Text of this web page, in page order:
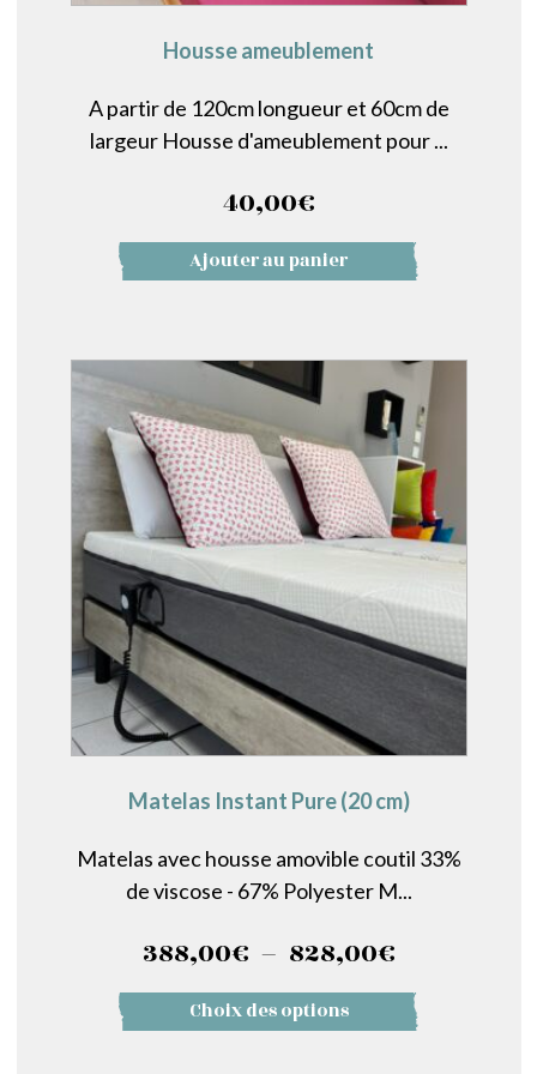
Housse ameublement
A partir de 120cm longueur et 60cm de
largeur Housse d'ameublement pour ...
40,00€
Ajouter au panier
Matelas Instant Pure (20 cm)
Matelas avec housse amovible coutil 33%
de viscose - 67% Polyester M...
388,00€ – 828,00€Plage
de
prix :
Choix des options